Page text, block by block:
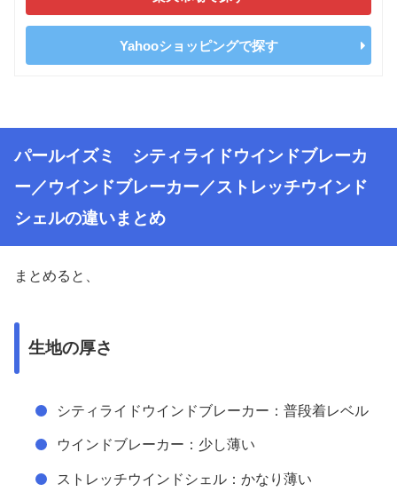
Yahooショッピングで探す
パールイズミ シティライドウインドブレーカ
ー／ウインドブレーカー／ストレッチウインド
シェルの違いまとめ
まとめると、
生地の厚さ
シティライドウインドブレーカー：普段着レベル
ウインドブレーカー：少し薄い
ストレッチウインドシェル：かなり薄い